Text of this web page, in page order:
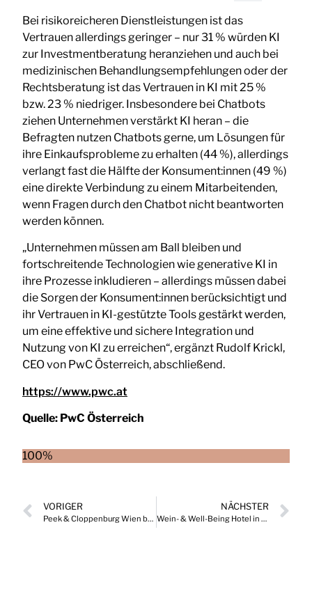
Bei risikoreicheren Dienstleistungen ist das
Vertrauen allerdings geringer – nur 31 % würden KI
zur Investmentberatung heranziehen und auch bei
medizinischen Behandlungsempfehlungen oder der
Rechtsberatung ist das Vertrauen in KI mit 25 %
bzw. 23 % niedriger. Insbesondere bei Chatbots
ziehen Unternehmen verstärkt KI heran – die
Befragten nutzen Chatbots gerne, um Lösungen für
ihre Einkaufsprobleme zu erhalten (44 %), allerdings
verlangt fast die Hälfte der Konsument:innen (49 %)
eine direkte Verbindung zu einem Mitarbeitenden,
wenn Fragen durch den Chatbot nicht beantworten
werden können.
„Unternehmen müssen am Ball bleiben und
fortschreitende Technologien wie generative KI in
ihre Prozesse inkludieren – allerdings müssen dabei
die Sorgen der Konsument:innen berücksichtigt und
ihr Vertrauen in KI-gestützte Tools gestärkt werden,
um eine effektive und sichere Integration und
Nutzung von KI zu erreichen“, ergänzt Rudolf Krickl,
CEO von PwC Österreich, abschließend.
https://www.pwc.at
Quelle: PwC Österreich
100%
VORIGER
Peek & Cloppenburg Wien beruft Martina Dutzler als CFO in die Geschäftsführung
NÄCHSTER
Wein- & Well-Being Hotel in der Südsteiermark